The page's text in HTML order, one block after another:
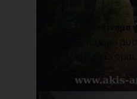
Στο ξεκίνημα
Στο ξεκίνημα